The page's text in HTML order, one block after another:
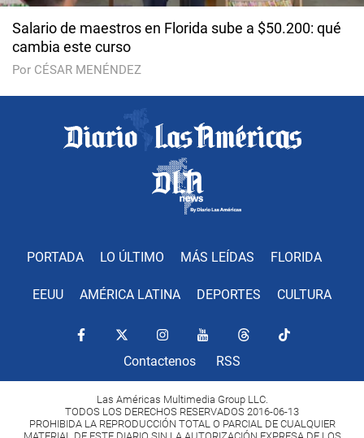
Salario de maestros en Florida sube a $50.200: qué
cambia este curso
Por CÉSAR MENÉNDEZ
PORTADA LO ÚLTIMO MÁS LEÍDAS FLORIDA
EEUU AMÉRICA LATINA DEPORTES CULTURA
Contactenos RSS
Las Américas Multimedia Group LLC.
TODOS LOS DERECHOS RESERVADOS 2016-06-13
PROHIBIDA LA REPRODUCCIÓN TOTAL O PARCIAL DE CUALQUIER